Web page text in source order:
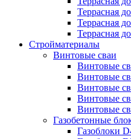
Террасная
Террасная
Террасная
Стройматериалы
Винтовые сваи
Винтовые
Винтовые
Винтовые
Винтовые
Винтовые
Газобетонные
Газоблоки